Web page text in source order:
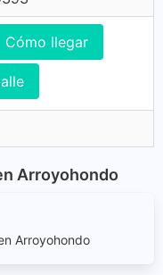
Cómo llegar
Arroyohondo
Arroyohondo